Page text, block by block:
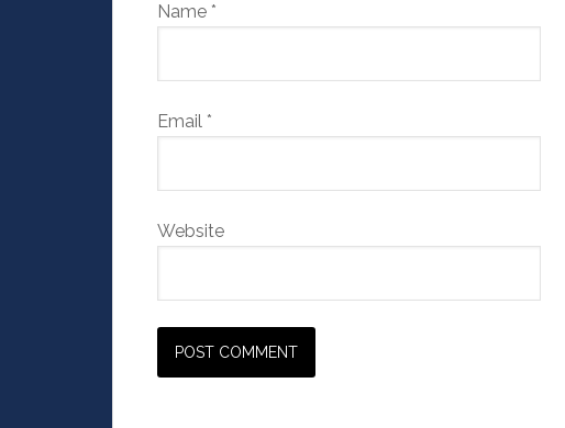
Name *
Email *
Website